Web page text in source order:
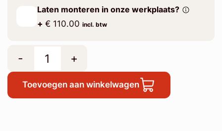
Laten monteren in onze werkplaats?
+ € 110.00 incl. btw
- +
Toevoegen aan winkelwagen